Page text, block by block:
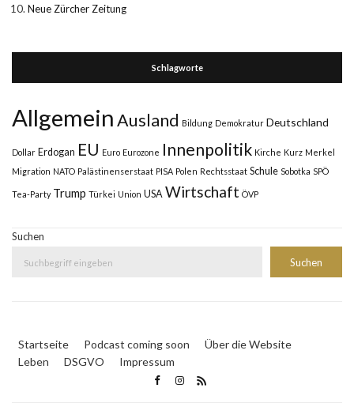
Neue Zürcher Zeitung
Schlagworte
AllgemeinAusland Bildung Demokratur Deutschland
Dollar Erdogan EU Euro Eurozone Innenpolitik Kirche Kurz Merkel
Migration NATO Palästinenserstaat PISA Polen Rechtsstaat Schule Sobotka SPÖ
Tea-Party Trump Türkei Union USA Wirtschaft ÖVP
Suchen
Suchen
Startseite Podcast coming soon
Über die Website
Leben
DSGVO Impressum